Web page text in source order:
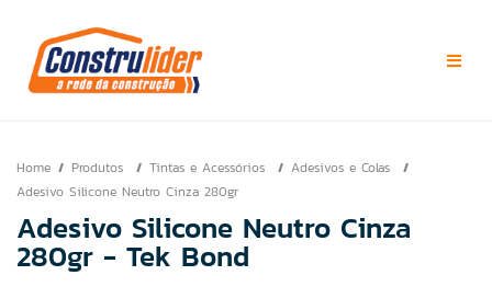
Home Produtos Tintas e Acessórios
Adesivos e Colas
Adesivo Silicone Neutro Cinza 280gr
Adesivo Silicone Neutro Cinza
280gr - Tek Bond